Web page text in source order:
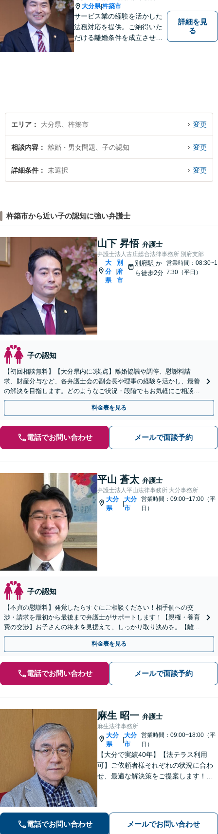
大分県|杵築市
サービス業の経験を活かした
法務対応を提供。ご納得いた
だける離婚条件を成立させる
詳細を見
る
エリア 大分県、杵築市 変更
相談内容 離婚・男女問題、子の認知 変更
詳細条件 未選択 変更
杵築市から近い子の認知に強い弁護士
山下 昇悟 弁護士
弁護士法人古庄総合法律事務所 別府支部
大
分
県
別
府
市
別府駅 か
ら徒歩2分
営業時間：08:30~1
7:30（平日）
子の認知
【初回相談無料】【大分県内に3拠点】離婚協議や調停、慰謝料請
求、財産分与など、各弁護士会の副会長や理事の経験を活かし、最善
の解決を目指します。どのようなご状況・段階でもお気軽にご相談く
ださい【完全個室で対応】
料金表を見る
電話でお問い合わせ メールで面談予約
平山 蒼太 弁護士
弁護士法人平山法律事務所 大分事務所
大分
県
|
大分
市
営業時間：09:00~17:00（平
日）
子の認知
【不貞の慰謝料】発覚したらすぐにご相談ください！相手側への交
渉・請求を最初から最後まで弁護士がサポートします！【親権・養育
費の交渉】お子さんの将来を見据えて、しっかり取り決めを。【離婚
調停の対応】面倒な書類作成などもお任せください。
料金表を見る
電話でお問い合わせ メールで面談予約
麻生 昭一 弁護士
麻生法律事務所
大分
県
|
大分
市
営業時間：09:00~18:00（平
日）
【大分で実績40年】【法テラス利用
可】ご依頼者様それぞれの状況に合わ
せ、最適な解決策をご提案します！緊
す。どうぞお気軽にお話しください。
【休日面談可】
電話でお問い合わせ メールでお問い合わせ